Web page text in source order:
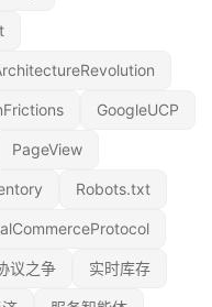
GoogleUCP
PageView
Robots.txt
议之争 实时库存